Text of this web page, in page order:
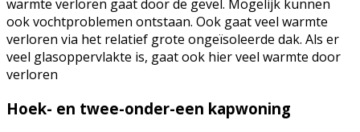
warmte verloren gaat door de gevel. Mogelijk kunnen
ook vochtproblemen ontstaan. Ook gaat veel warmte
verloren via het relatief grote ongeïsoleerde dak. Als er
veel glasoppervlakte is, gaat ook hier veel warmte door
verloren
Hoek- en twee-onder-een kapwoning